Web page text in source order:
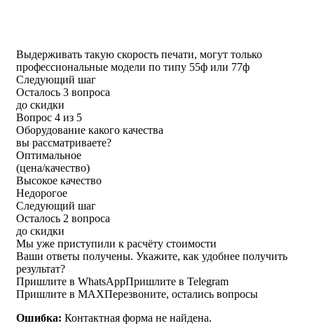
Выдерживать такую скорость печати, могут только
профессиональные модели по типу 55ф или 77ф
Следующий шаг
Осталось 3 вопроса
до скидки
Вопрос 4 из 5
Оборудование какого качества
вы рассматриваете?
Оптимальное
(цена/качество)
Высокое качество
Недорогое
Следующий шаг
Осталось 2 вопроса
до скидки
Мы уже приступили к расчёту стоимости
Ваши ответы получены. Укажите, как удобнее получить
результат?
Пришлите в WhatsAppПришлите в Telegram
Пришлите в MAXПерезвоните, остались вопросы
Ошибка: Контактная форма не найдена.